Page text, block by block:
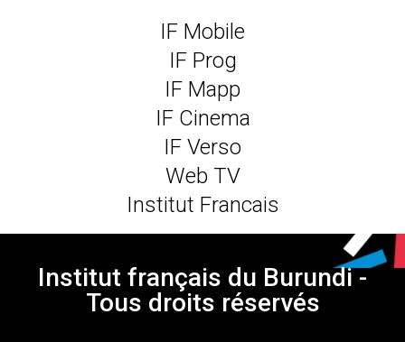
IF Mobile
IF Prog
IF Mapp
IF Cinema
IF Verso
Web TV
Institut Francais
Institut français du Burundi -
Tous droits réservés